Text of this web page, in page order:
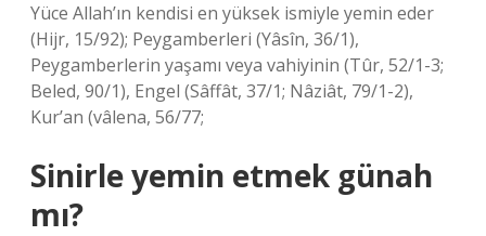
Yüce Allah’ın kendisi en yüksek ismiyle yemin eder
(Hijr, 15/92); Peygamberleri (Yâsîn, 36/1),
Peygamberlerin yaşamı veya vahiyinin (Tûr, 52/1-3;
Beled, 90/1), Engel (Sâffât, 37/1; Nâziât, 79/1-2),
Kur’an (vâlena, 56/77;
Sinirle yemin etmek günah
mı?